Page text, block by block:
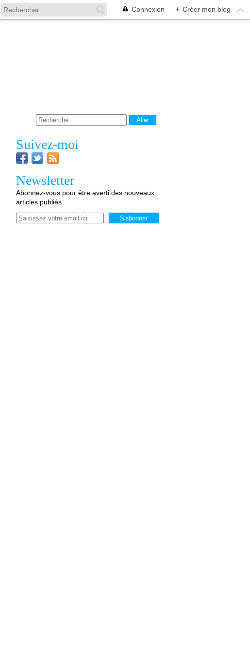
Connexion + Créer mon blog
Suivez-moi
Newsletter
Abonnez-vous pour être averti des nouveaux
articles publiés.
Email